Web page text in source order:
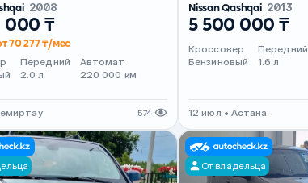
2008
000 ₸
70 277 ₸/мес
Передний
2.0 л
Автомат
220 000 км
574
Nissan Qashqai 2013
5 500 000 ₸
Кроссовер
Бензиновый
Передний
1.6 л
12 июл • Астана
От владельца